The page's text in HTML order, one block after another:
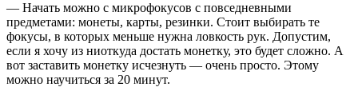
— Начать можно с микрофокусов с повседневными
предметами: монеты, карты, резинки. Стоит выбирать те
фокусы, в которых меньше нужна ловкость рук. Допустим,
если я хочу из ниоткуда достать монетку, это будет сложно. А
вот заставить монетку исчезнуть — очень просто. Этому
можно научиться за 20 минут.